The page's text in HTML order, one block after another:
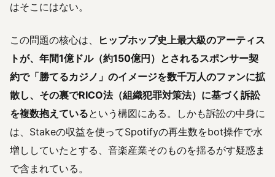
はそこにはない。
この問題の核心は、
ヒップホップ史上最大級のアーティス
トが、年間1億ドル（約150億円）とされるスポンサー契
約で「勝てるカジノ」のイメージを数千万人のファンに拡
散し、その裏でRICO法（組織犯罪対策法）に基づく訴訟
を複数抱えているという構図にある。しかも訴訟の中身に
は、Stakeの収益を使ってSpotifyの再生数をbot操作で水
増ししていたとする、音楽産業そのものを揺るがす疑惑ま
で含まれている。